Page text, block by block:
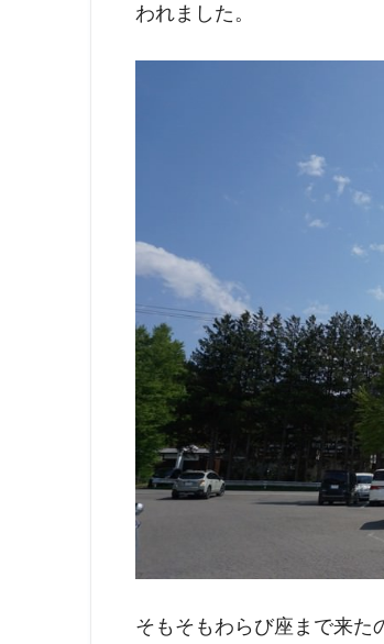
われました。
そもそもわらび座まで来た